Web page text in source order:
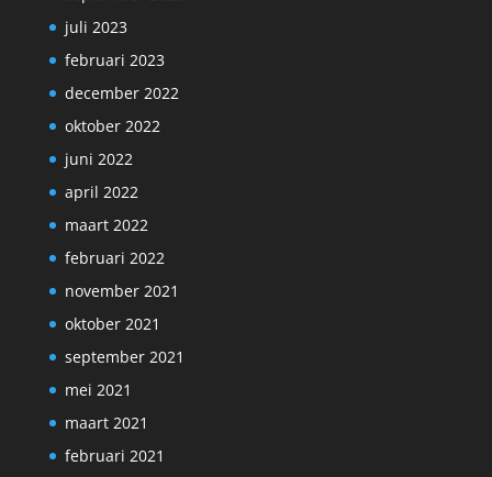
juli 2023
februari 2023
december 2022
oktober 2022
juni 2022
april 2022
maart 2022
februari 2022
november 2021
oktober 2021
september 2021
mei 2021
maart 2021
februari 2021